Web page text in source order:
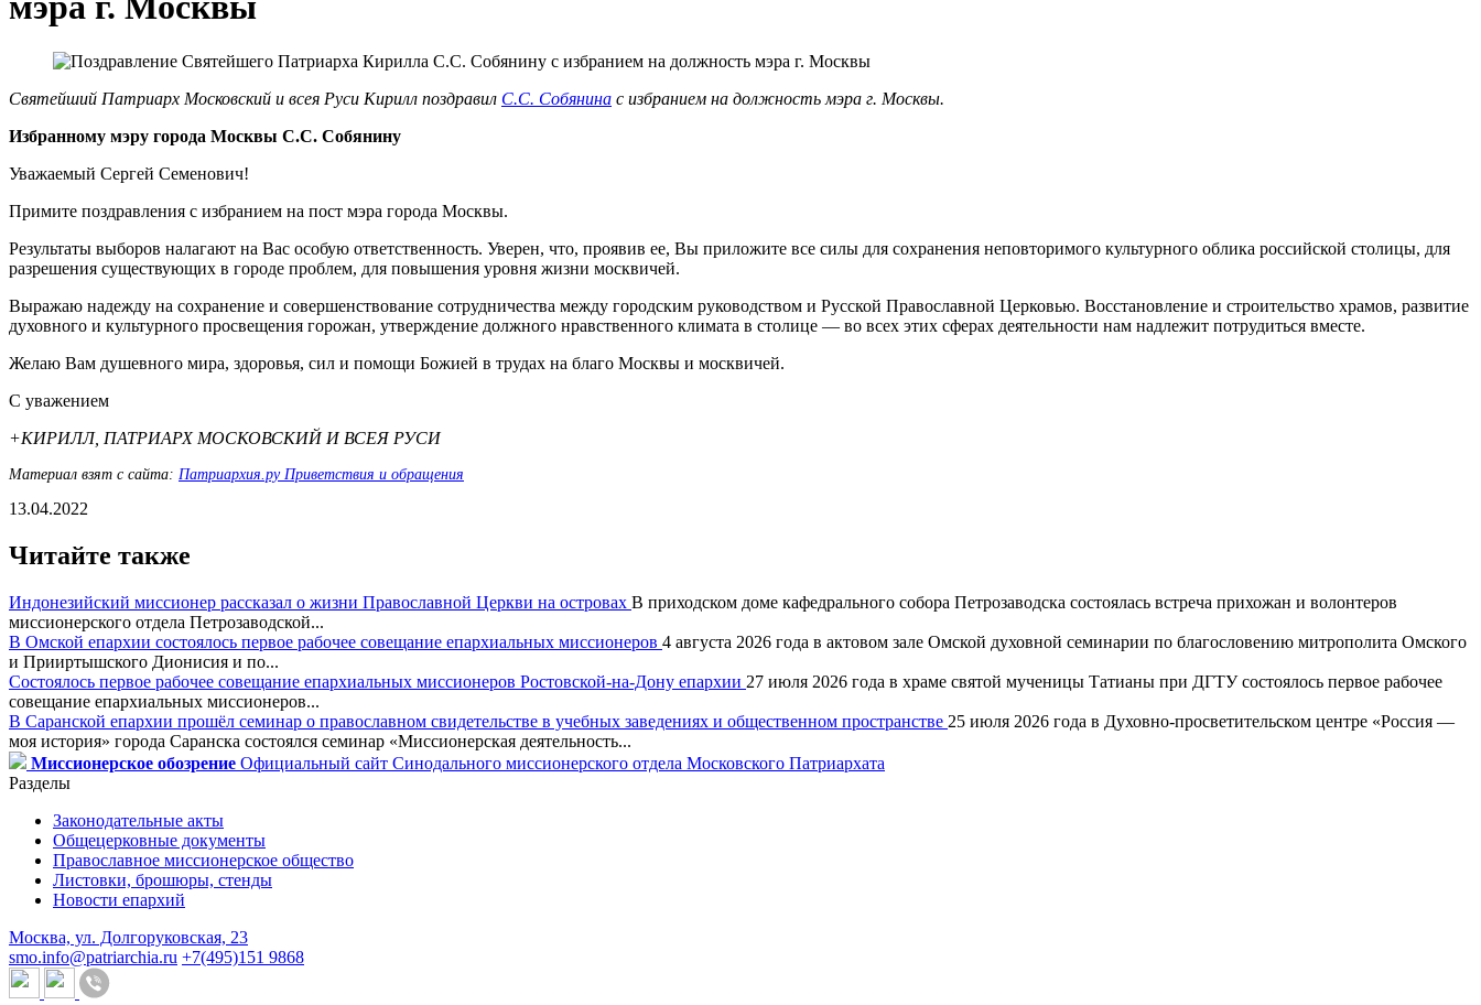
Святейший Патриарх Московский и всея Руси Кирилл поздравил С.С. Собянина с избранием на должность мэра г. Москвы.
Избранному мэру города Москвы С.С. Собянину
Уважаемый Сергей Семенович!
Примите поздравления с избранием на пост мэра города Москвы.
Результаты выборов налагают на Вас особую ответственность. Уверен, что, проявив ее, Вы приложите все силы для сохранения неповторимого культурного облика российской столицы, для
разрешения существующих в городе проблем, для повышения уровня жизни москвичей.
Выражаю надежду на сохранение и совершенствование сотрудничества между городским руководством и Русской Православной Церковью. Восстановление и строительство храмов, развитие
духовного и культурного просвещения горожан, утверждение должного нравственного климата в столице — во всех этих сферах деятельности нам надлежит потрудиться вместе.
Желаю Вам душевного мира, здоровья, сил и помощи Божией в трудах на благо Москвы и москвичей.
С уважением
+КИРИЛЛ, ПАТРИАРХ МОСКОВСКИЙ И ВСЕЯ РУСИ
Материал взят с сайта: Патриархия.ру Приветствия и обращения
13.04.2022
Читайте также
Индонезийский миссионер рассказал о жизни Православной Церкви на островах В приходском доме кафедрального собора Петрозаводска состоялась встреча прихожан и волонтеров
миссионерского отдела Петрозаводской...
В Омской епархии состоялось первое рабочее совещание епархиальных миссионеров 4 августа 2026 года в актовом зале Омской духовной семинарии по благословению митрополита Омского
и Прииртышского Дионисия и по...
Состоялось первое рабочее совещание епархиальных миссионеров Ростовской-на-Дону епархии 27 июля 2026 года в храме святой мученицы Татианы при ДГТУ состоялось первое рабочее
совещание епархиальных миссионеров...
В Саранской епархии прошёл семинар о православном свидетельстве в учебных заведениях и общественном пространстве 25 июля 2026 года в Духовно-просветительском центре «Россия —
моя история» города Саранска состоялся семинар «Миссионерская деятельность...
Миссионерское обозрение Официальный сайт Синодального миссионерского отдела Московского Патриархата
Разделы
Законодательные акты
Общецерковные документы
Православное миссионерское общество
Листовки, брошюры, стенды
Новости епархий
Москва, ул. Долгоруковская, 23
smo.info@patriarchia.ru +7(495)151 9868